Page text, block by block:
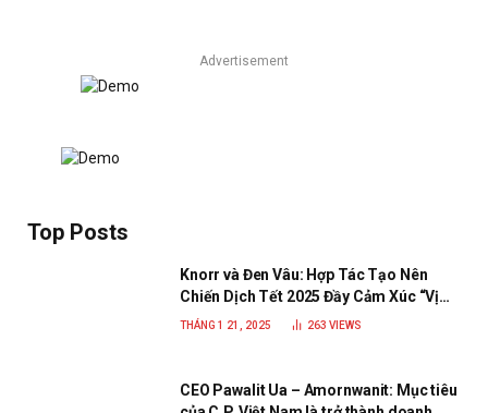
Advertisement
Top Posts
Knorr và Đen Vâu: Hợp Tác Tạo Nên
Chiến Dịch Tết 2025 Đầy Cảm Xúc “Vị
Nhà”
THÁNG 1 21, 2025 263 VIEWS
CEO Pawalit Ua – Amornwanit: Mục tiêu